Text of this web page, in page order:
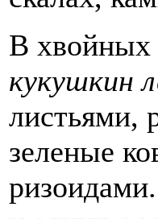
В хвойных
кукушкин
листьями,
зеленые